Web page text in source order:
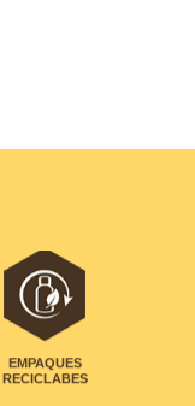
EMPAQUES
RECICLABES